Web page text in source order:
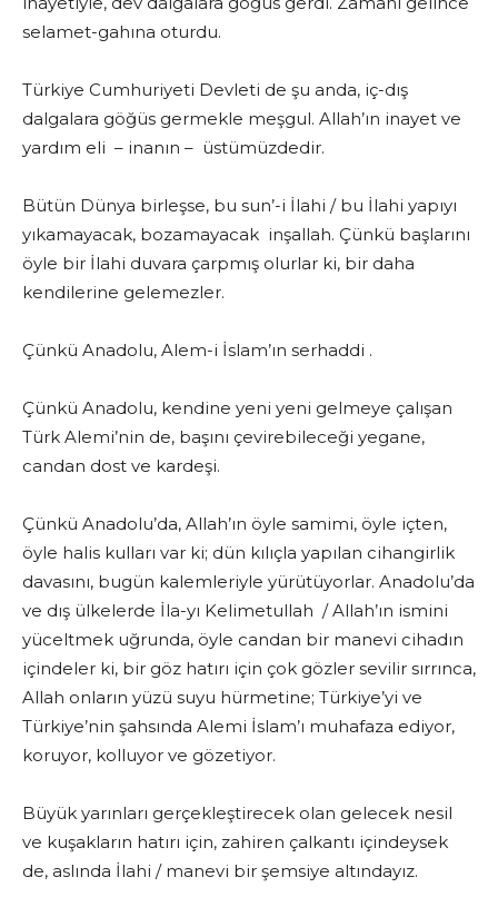
selamet-gahına oturdu.
Türkiye Cumhuriyeti Devleti de şu anda, iç-dış
dalgalara göğüs germekle meşgul. Allah’ın inayet ve
yardım eli – inanın – üstümüzdedir.
Bütün Dünya birleşse, bu sun’-i İlahi / bu İlahi yapıyı
yıkamayacak, bozamayacak inşallah. Çünkü başlarını
öyle bir İlahi duvara çarpmış olurlar ki, bir daha
kendilerine gelemezler.
Çünkü Anadolu, Alem-i İslam’ın serhaddi .
Çünkü Anadolu, kendine yeni yeni gelmeye çalışan
Türk Alemi’nin de, başını çevirebileceği yegane,
candan dost ve kardeşi.
Çünkü Anadolu’da, Allah’ın öyle samimi, öyle içten,
öyle halis kulları var ki; dün kılıçla yapılan cihangirlik
davasını, bugün kalemleriyle yürütüyorlar. Anadolu’da
ve dış ülkelerde İla-yı Kelimetullah / Allah’ın ismini
yüceltmek uğrunda, öyle candan bir manevi cihadın
içindeler ki, bir göz hatırı için çok gözler sevilir sırrınca,
Allah onların yüzü suyu hürmetine; Türkiye’yi ve
Türkiye’nin şahsında Alemi İslam’ı muhafaza ediyor,
koruyor, kolluyor ve gözetiyor.
Büyük yarınları gerçekleştirecek olan gelecek nesil
ve kuşakların hatırı için, zahiren çalkantı içindeysek
de, aslında İlahi / manevi bir şemsiye altındayız.